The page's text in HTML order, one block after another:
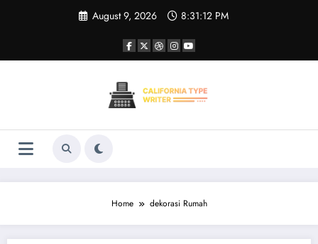
August 9, 2026 8:31:12 PM
Home dekorasi Rumah